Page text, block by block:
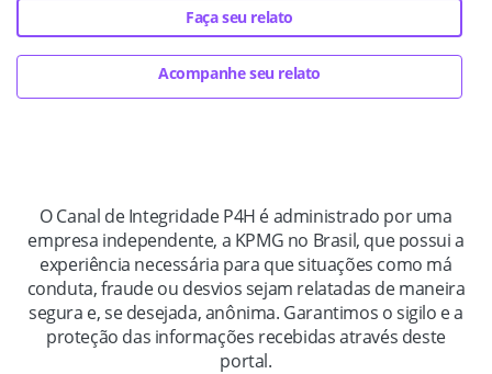
Faça seu relato
Acompanhe seu relato
O Canal de Integridade P4H é administrado por uma
empresa independente, a KPMG no Brasil, que possui a
experiência necessária para que situações como má
conduta, fraude ou desvios sejam relatadas de maneira
segura e, se desejada, anônima. Garantimos o sigilo e a
proteção das informações recebidas através deste
portal.